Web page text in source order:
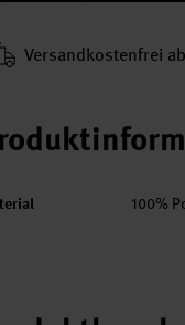
Versand­kosten­frei
100%